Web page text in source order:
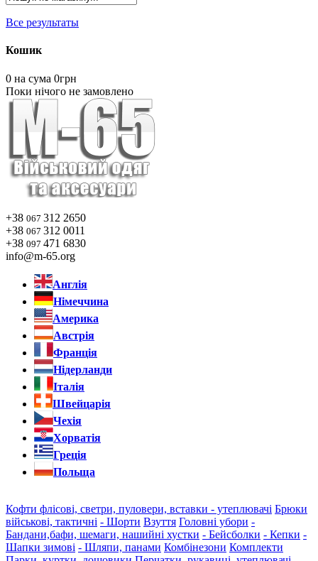
Все результаты
Кошик
0 на сума 0грн
Поки нічого не замовлено
+38 067 312 2650
+38 067 312 0011
+38 097 471 6830
info@m-65.org
Англія
Німеччина
Америка
Австрія
Франція
Нідерланди
Італія
Швейцарія
Чехія
Хорватія
Греція
Польща
Кофти флісові, светри, пуловери, вставки - утеплювачі Брюки
військові, тактичні - Шорти Взуття Головні убори -
Бандани,бафи, шемаги, нашийні хустки - Бейсболки - Кепки -
Шапки зимові - Шляпи, панами Комбінезони Комплекти